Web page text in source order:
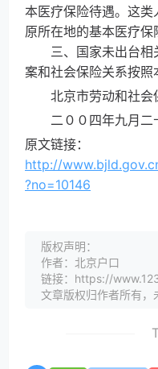
本医疗保险待遇。这
原所在地的基本医疗保
三、国家未出台相
案和社会保险关系按照
北京市劳动和社会
二００四年九月二
原文链接：
http://
?no=10146
版权声明：
作者：北京户口
链接：https://
文章版权归作者所有，